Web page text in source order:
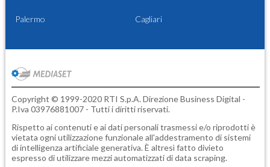
Palermo Cagliari
Copyright © 1999-2020 RTI S.p.A. Direzione Business Digital -
P.Iva 03976881007 - Tutti i diritti riservati.
Rispetto ai contenuti e ai dati personali trasmessi e/o riprodotti è
vietata ogni utilizzazione funzionale all'addestramento di sistemi
di intelligenza artificiale generativa. È altresì fatto divieto
espresso di utilizzare mezzi automatizzati di data scraping.